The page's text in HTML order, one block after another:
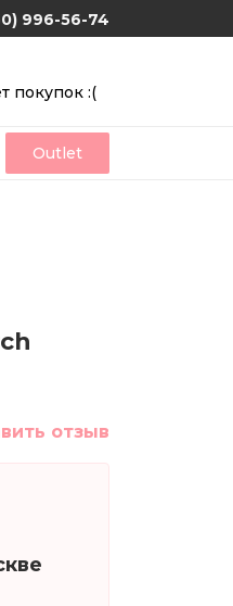
996-56-74
покупок :(
Outlet
отзыв